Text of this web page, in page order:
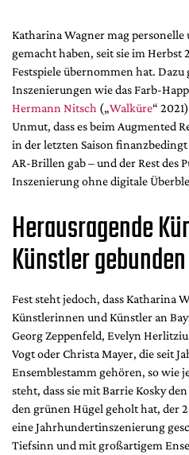
Suche
Katharina Wagner mag
gemacht haben, seit sie im Herbst
Festspiele übernommen hat.
Inszenierungen wie das Farb-
Hermann Nitsch („Walküre“
Unmut, dass es beim Augmented
in der letzten Saison
AR-Brillen gab – und der Rest des
Inszenierung ohne digitale
Herausragende
Künstler gebunden
Fest steht jedoch, dass Katharina
Künstlerinnen und Künstler an
Georg Zeppenfeld, Evelyn
Vogt oder Christa Mayer, die seit
Ensemblestamm gehören, so wie
steht, dass sie mit Barrie Kosky
den grünen Hügel geholt hat, der
eine Jahrhundertinszenierung
Tiefsinn und mit großartigem